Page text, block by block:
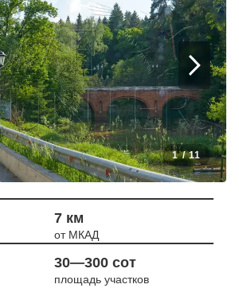
1/11
7 км
от МКАД
30—300 сот
площадь участков